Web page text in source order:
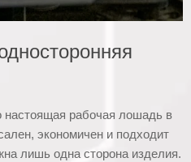
рабочая лошадь в
экономичен и подходит
лишь одна сторона изделия.